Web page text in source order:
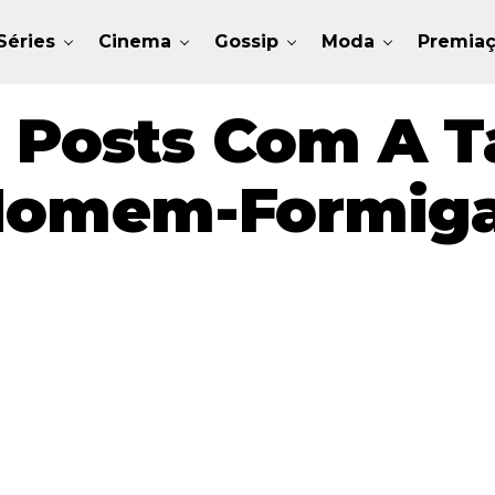
Cinema Gossip Moda
Posts Com A